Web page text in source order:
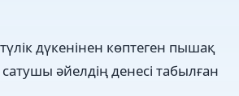
дүкенінен көптеген пышақ
әйелдің денесі табылған